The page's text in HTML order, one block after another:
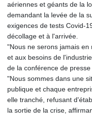
aériennes et géants de la
demandant la levée de la
exigences de tests Covid-
décollage et à l'arrivée.
"Nous ne serons jamais
et aux besoins de
de la conférence de
"Nous sommes dans une
publique et chaque
elle tranché, refusant
la sortie de la crise,